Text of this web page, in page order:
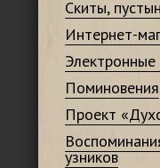
Скиты,
Интернет-
Электронные
Поминовения
Проект
узников